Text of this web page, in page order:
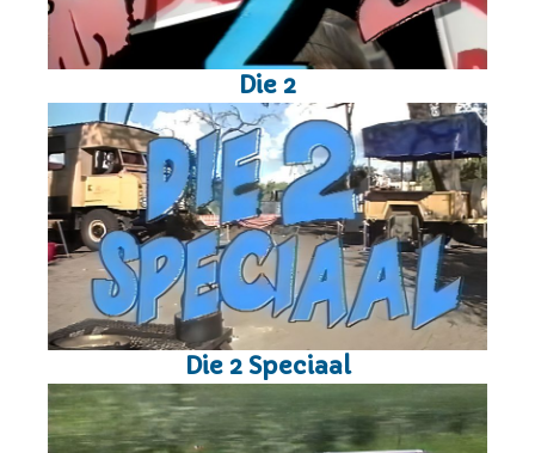
Die 2
Die 2 Speciaal